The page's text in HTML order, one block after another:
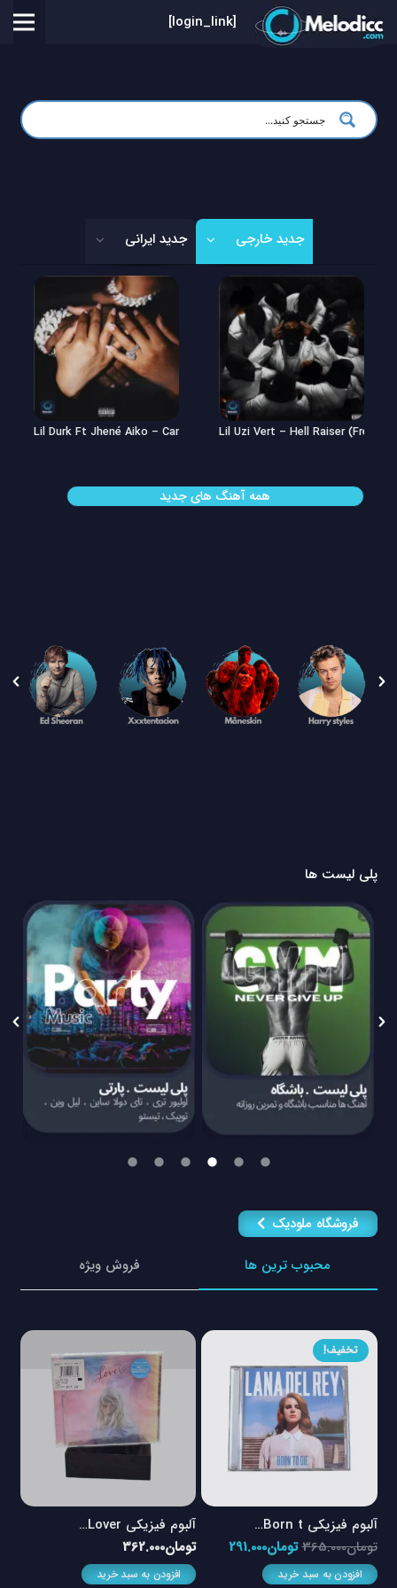
[login_link]
جدید خارجی جدید ایرانی
Lil Durk Ft Jhené Aiko – Can’t
Lil Uzi Vert – Double See
همه آهنگ های جدید
پلی لیست ها
فروشگاه ملودیک
محبوب ترین ها
فروش ویژه
تخفیف!
آلبوم فیزیکی Born t…
تومان365.000قیمت
اصلی
تومان291.000قیمت
افزودن به سبد خرید
آلبوم فیزیکی Lover…
تومان362.000
افزودن به سبد خرید